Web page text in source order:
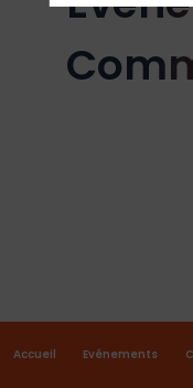
Accueil Evénements